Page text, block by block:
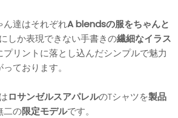
ん達はそれぞれA blendsの服をちゃんと
しか表現できない手書きの繊細なイラス
プリントに落とし込んだシンプルで魅力
ております。
ロサンゼルスアパレルのTシャツを製品
二の限定モデルです。